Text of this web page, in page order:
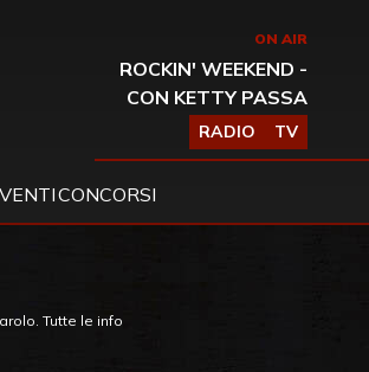
ON AIR
ROCKIN' WEEKEND -
CON KETTY PASSA
RADIO TV
CONCORSI
Tutte le info